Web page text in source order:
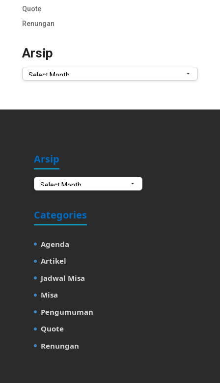
Quote
Renungan
Arsip
Arsip
ArsipArsip
Categories
Agenda
Artikel
Jadwal Misa
Misa
Pengumuman
Quote
Renungan